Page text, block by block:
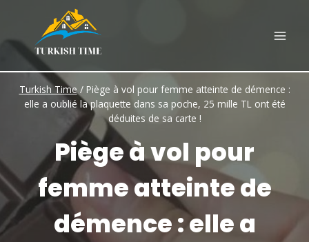
content
Turkish Time / Piège à vol pour femme atteinte de démence :
elle a oublié la plaquette dans sa poche, 25 mille TL ont été
déduites de sa carte !
Piège à vol pour
femme atteinte de
démence : elle a